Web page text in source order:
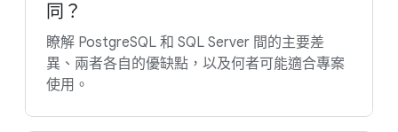
同？
瞭解 PostgreSQL 和 SQL Server 間的主要差
異、兩者各自的優缺點，以及何者可能適合專案
使用。